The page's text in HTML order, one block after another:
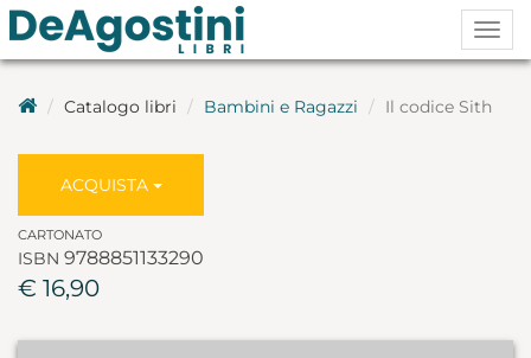
Catalogo libri Bambini e Ragazzi Il codice Sith
ACQUISTA
CARTONATO
ISBN 9788851133290
€ 16,90